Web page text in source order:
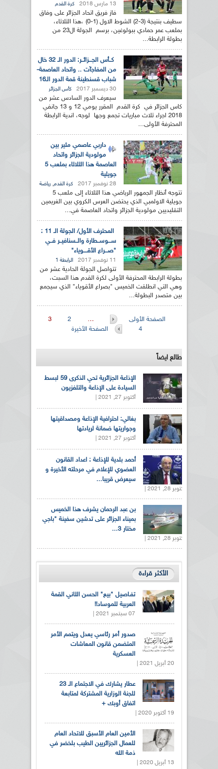
13 مارس 2018 كرة القدم
فاز فريق اتحاد الجزائر على وفاق
سطيف بنتيجة (3-2) الشوط الاول (1-0) ،هذا الثلاثاء،
بملعب عمر حمادي ببولوغين، برسم الجولة ال23 من
بطولة الرابطة...
كــأس الجـــزائــر: الدور الـ 32 خال
من المفاجآت .. واتحاد العاصمة-
شباب قسنطينة قمة الدور الـ16
30 ديسمبر 2017 كأس الجزائر
سيعرف الدور السادس عشر من
كاس الجزائر في كرة القدم المقرر يومي 12 و 13 جانفي
2018 اجراء ثلاث مباريات تجمع وجها لوجه، اندية الرابطة
المحترفة الأولى...
داربي عاصمي مثير بين
مولودية الجزائر واتحاد
العاصمة هذا الثلاثاء بملعب 5
جويلية
28 نوفمبر 2017 كرة القدم, رياضة
تتوجه أنظار الجمهور الرياضي هذا الثلاثاء إلى ملعب 5
جويلية الاولمبي الذي يحتضن العرس الكروي بين الغريمين
التقليديين مولودية الجزائر واتحاد العاصمة في...
المحترف الأول/ الجولة الـ 11 :
ســـوســطارة والــسنافيــر فــي
"صـــراع الأقــــوياء"
11 نوفمبر 2017 الرابطة 1
تتواصل الجولة الحادية عشر من
بطولة الرابطة المحترفة الأولى لكرة القدم هذا السبت،
وهي التي انطلقت الخميس "بصراع الأقوياء" الذي سيجمع
بين متصدر البطولة...
الصفحات
الصفحة الأولى …
2
3
4
الصفحة الأخيرة
طالع ايضاً
الإذاعة الجزائرية تحي الذكرى 59 لبسط
السيادة على الإذاعة والتلفزيون
أكتوبر 27, 2021 |
بغالي: احترافية الإذاعة ومصداقيتها
وجواريتها ضمانة لريادتها
أكتوبر 27, 2021 |
أحمد بلدية للإذاعة : اعداد القانون
العضوي للإعلام في مرحلته الأخيرة و
سيعرض قريبا...
أكتوبر 28, 2021 |
بن عبد الرحمان يشرف هذا الخميس
بميناء الجزائر على تدشين سفينة "باجي
مختار 3...
أكتوبر 28, 2021 |
الأكثر قراءة
تفـاصيل "بيع" الحسن الثاني القمة
العربية للموساد!!
07 سبتمبر 2021 |
صدور أمر رئاسي يعدل ويتمم الأمر
المتضمن قانون المعاشات
العسكرية
20 أبريل 2021 |
عطار يشارك في الاجتماع الـ 23
للجنة الوزارية المشتركة لمتابعة
اتفاق أوبك +
19 أكتوبر 2020 |
الأمين العام الأسبق للاتحاد العام
للعمال الجزائريين الطيب بلخضر في
ذمة الله
13 أبريل 2020 |